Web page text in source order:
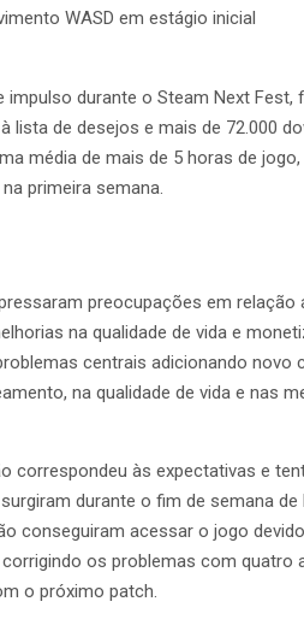
WASD em estágio inicial
durante o Steam Next Fest,
lista de desejos e mais de 72.000
média de mais de 5 horas de
primeira semana.
preocupações em relação
na qualidade de vida e
centrais adicionando novo
na qualidade de vida e nas
correspondeu às expectativas e
durante o fim de semana de
conseguiram acessar o jogo
os problemas com quatro
o próximo patch.